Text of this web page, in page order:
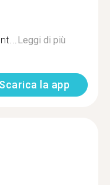
Leggi di più
Scarica la app